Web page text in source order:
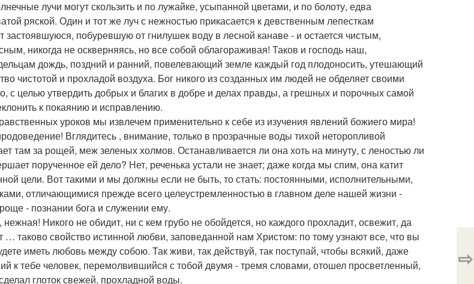
лучи могут скользить и по лужайке, усыпанной цветами, и по болоту, едва
ряской. Один и тот же луч с нежностью прикасается к девственным лепесткам
побуревшую от гнилушек воду в лесной канаве - и остается чистым,
никогда не оскверняясь, но все собой облагораживая! Таков и господь наш,
дождь, поздний и ранний, повелевающий земле каждый год плодоносить, утешающий
чистотой и прохладой воздуха. Бог никого из созданных им людей не обделяет своими
с целью утвердить добрых и благих в добре и делах правды, а грешных и порочных самой
к покаянию и исправлению.
уроков мы извлечем применительно к себе из изучения явлений божиего мира!
Вглядитесь , внимание, только в прозрачные воды тихой неторопливой
там за рощей, меж зеленых холмов. Останавливается ли она хоть на минуту, с леностью ли
порученное ей дело? Нет, реченька устали не знает; даже когда мы спим, она катит
цели. Вот такими и мы должны если не быть, то стать: постоянными, исполнительными,
отличающимися прежде всего целеустремленностью в главном деле нашей жизни -
- познании бога и служении ему.
нежная! Никого не обидит, ни с кем грубо не обойдется, но каждого прохладит, освежит, да
… таково свойство истинной любви, заповеданной нам Христом: по тому узнают все, что вы
иметь любовь между собою. Так живи, так действуй, так поступай, чтобы всякий, даже
к тебе человек, перемолвившийся с тобой двумя - тремя словами, отошел просветленный,
глоток свежей, прохладной воды.
⇨